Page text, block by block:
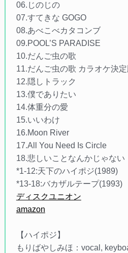
06.じのじの
07.すてきな GOGO
08.あべこべカタコンブ
09.POOL’S PARADISE
10.だんご虫の歌
11.だんご虫の歌 カラオケ決定
12.隠しトラック
13.僕でありたい
14.体重分の愛
15.いいわけ
16.Moon River
17.All You Need Is Circle
18.悲しいことなんかじゃない
*1-12:天下のハイポジ(1989)
*13-18:バカザルテープ(1993)
ディスクユニオン
amazon
【ハイポジ】
もりばやしみほ：vocal,